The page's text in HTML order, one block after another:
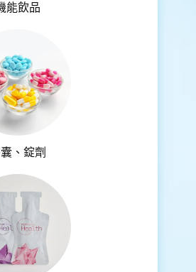
能飲品
、錠劑